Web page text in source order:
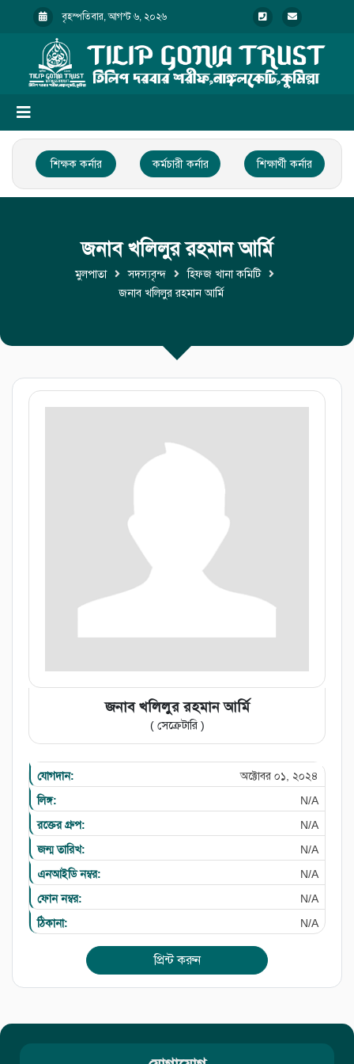
বৃহস্পতিবার, আগস্ট ৬, ২০২৬
শিক্ষক কর্নার কর্মচারী কর্নার শিক্ষার্থী কর্নার
জনাব খলিলুর রহমান আর্মি
মুলপাতা সদস্যবৃন্দ
হিফজ খানা কমিটি
জনাব খলিলুর রহমান আর্মি
জনাব খলিলুর রহমান আর্মি
( সেক্রেটারি )
যোগদান:
অক্টোবর ০১, ২০২৪
লিঙ্গ:
N/A
রক্তের গ্রুপ:
N/A
জন্ম তারিখ:
N/A
এনআইডি নম্বর:
N/A
ফোন নম্বর:
N/A
ঠিকানা:
N/A
প্রিন্ট করুন